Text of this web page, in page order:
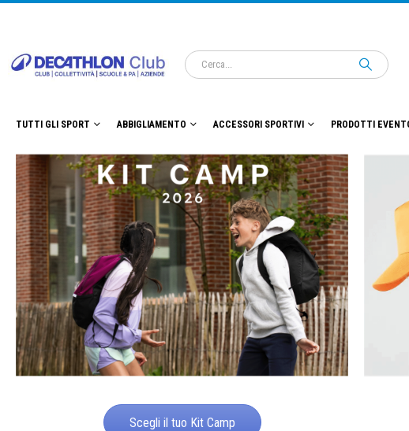
TUTTI GLI SPORT ABBIGLIAMENTO ACCESSORI SPORTIVI PRODOTTI
Scegli il tuo Kit Camp